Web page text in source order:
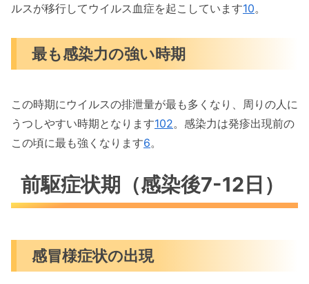
ルスが移行してウイルス血症を起こしています10。
最も感染力の強い時期
この時期にウイルスの排泄量が最も多くなり、周りの人に
うつしやすい時期となります102。感染力は発疹出現前の
この頃に最も強くなります6。
前駆症状期（感染後7-12日）
感冒様症状の出現